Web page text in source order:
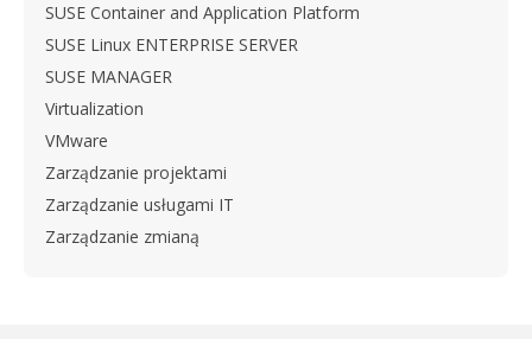
SUSE Container and Application Platform
SUSE Linux ENTERPRISE SERVER
SUSE MANAGER
Virtualization
VMware
Zarządzanie projektami
Zarządzanie usługami IT
Zarządzanie zmianą